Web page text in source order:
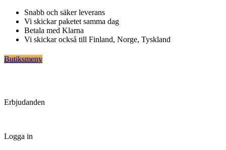
Hoppa
innehåll
Snabb och säker leverans
Vi skickar paketet samma dag
Betala med Klarna
Vi skickar också till Finland, Norge, Tyskland
Butiksmeny
Erbjudanden
Logga in